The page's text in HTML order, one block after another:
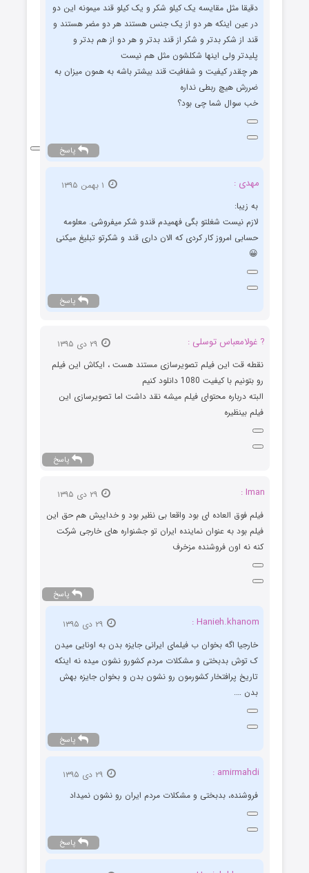
دقیقا مثل مقایسه یک کیلو شکر و یک کیلو قند میمونه این دو
در عین اینکه هر دو از یک جنس هستند هر دو مضر هستند و
قند از شکر بدتر و شکر از قند بدتر و هر دو از هم بدتر و
پلیدتر ولی اینها شکلشون مثل هم نیست
هر چقدر کیفیت و شفافیت قند بیشتر باشه به همون میزان به
ضررش هیچ ربطی نداره
خب سوال شما چی بود؟
پاسخ
مهدی :
به زیبا:
لازم نیست شغلتو بگی فهمیدم قندو شکر میفروشی. معلومه
حسابی امروز کار کردی که الان داری قند و شکرتو تبلیغ میکنی
😀
پاسخ
? غولامعباس توسلی :
نقطه قت این فیلم تصویرسازی مستند هست ، ایکاش این فیلم
رو بتونیم با کیفیت 1080 دانلود کنیم
البته درباره محتوای فیلم میشه نقد داشت اما تصویرسازی این
فیلم بینظیره
پاسخ
Iman :
فیلم فوق العاده ای بود واقعا بی نظیر بود و خداییش هم حق این
فیلم بود به عنوان نماینده ایران تو جشنواره های خارجی شرکت
کنه نه اون فروشنده مزخرف
پاسخ
Hanieh.khanom :
خارجیا اگه بخوان ب فیلمای ایرانی جایزه بدن به اونایی میدن
ک توش بدبختی و مشکلات مردم کشورو نشون میده نه اینکه
تاریخ پرافتخار کشورمون رو نشون بدن و بخوان جایزه بهش
بدن ….
پاسخ
amirmahdi :
فروشنده، بدبختی و مشکلات مردم ایران رو نشون نمیداد
پاسخ